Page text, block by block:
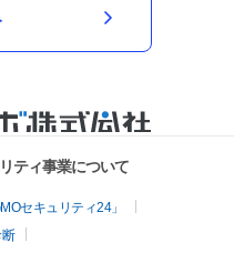
ティ事業について
セキュリティ24」